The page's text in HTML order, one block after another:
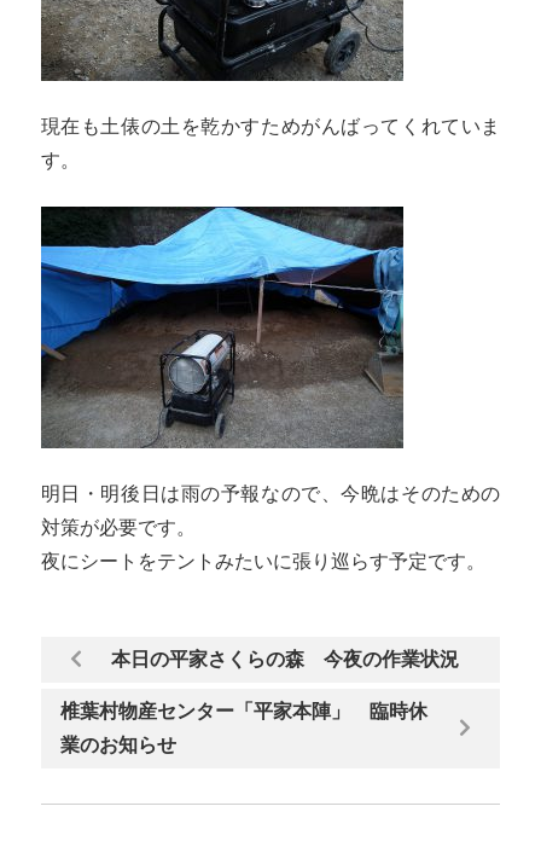
現在も土俵の土を乾かすためがんばってくれていま
す。
明日・明後日は雨の予報なので、今晩はそのための
対策が必要です。
夜にシートをテントみたいに張り巡らす予定です。
本日の平家さくらの森 今夜の作業状況
椎葉村物産センター「平家本陣」 臨時休
業のお知らせ